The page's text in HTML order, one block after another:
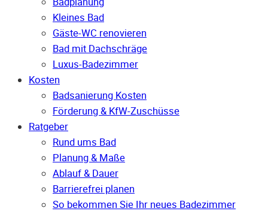
Kleines Bad
Gäste-WC renovieren
Bad mit Dachschräge
Luxus-Badezimmer
Kosten
Badsanierung Kosten
Förderung & KfW-Zuschüsse
Ratgeber
Rund ums Bad
Planung & Maße
Ablauf & Dauer
Barrierefrei planen
So bekommen Sie Ihr neues Badezimmer